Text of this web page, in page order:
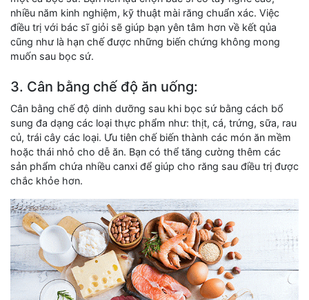
nhiều năm kinh nghiệm, kỹ thuật mài răng chuẩn xác. Việc
điều trị với bác sĩ giỏi sẽ giúp bạn yên tâm hơn về kết qủa
cũng như là hạn chế được những biến chứng không mong
muốn sau bọc sứ.
3. Cân bằng chế độ ăn uống:
Cân bằng chế độ dinh dưỡng sau khi bọc sứ bằng cách bổ
sung đa dạng các loại thực phẩm như: thịt, cá, trứng, sữa, rau
củ, trái cây các loại. Ưu tiên chế biến thành các món ăn mềm
hoặc thái nhỏ cho dễ ăn. Bạn có thể tăng cường thêm các
sản phẩm chứa nhiều canxi để giúp cho răng sau điều trị được
chắc khỏe hơn.